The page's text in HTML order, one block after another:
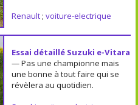
Renault; voiture-electrique
Essai détaillé Suzuki e-Vitara
— Pas une championne mais
une bonne à tout faire qui se
révèlera au quotidien.